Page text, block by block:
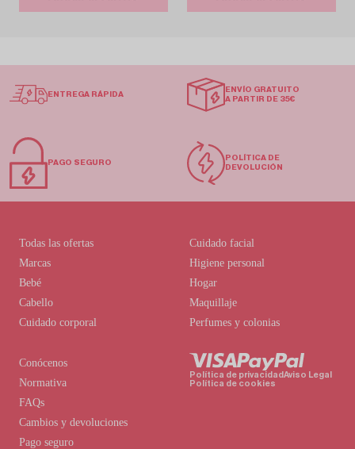
ENTREGA RÁPIDA
ENVÍO GRATUITO
A PARTIR DE 35€
PAGO SEGURO
POLÍTICA DE
DEVOLUCIÓN
Conócenos
Normativa
FAQs
Cambios y devoluciones
Pago seguro
Todas las ofertas
Marcas
Bebé
Cabello
Cuidado corporal
Cuidado facial
Higiene personal
Hogar
Maquillaje
Perfumes y colonias
Política de privacidadAviso Legal
Política de cookies